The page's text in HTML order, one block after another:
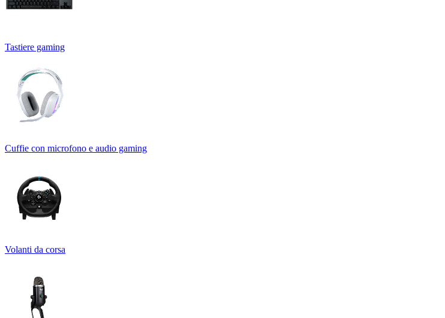
Tastiere gaming
Cuffie con microfono e audio gaming
Volanti da corsa